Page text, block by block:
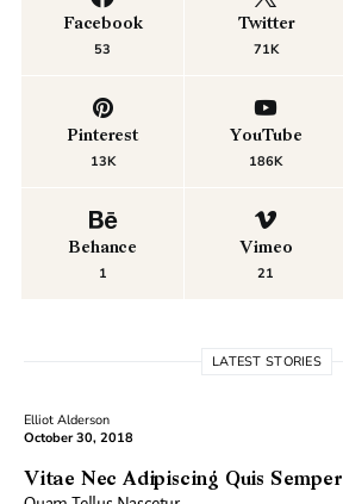
Facebook
53
Twitter
71K
Pinterest
13K
YouTube
186K
Behance
1
Vimeo
21
LATEST STORIES
Elliot Alderson
October 30, 2018
Vitae Nec Adipiscing Quis Semper